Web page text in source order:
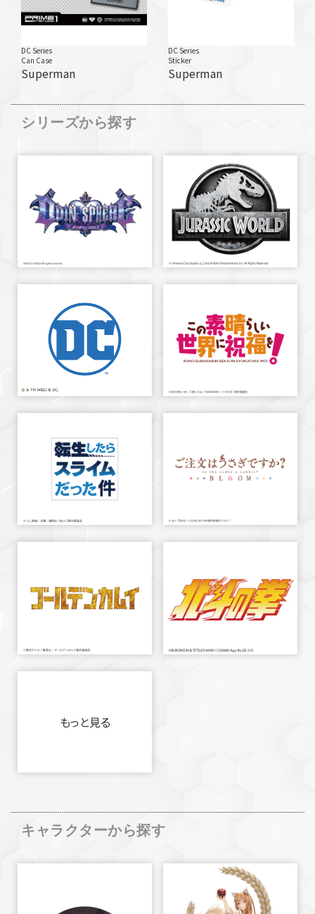
DC Series
Can Case
Superman
DC Series
Sticker
Superman
シリーズから探す
もっと見る
キャラクターから探す